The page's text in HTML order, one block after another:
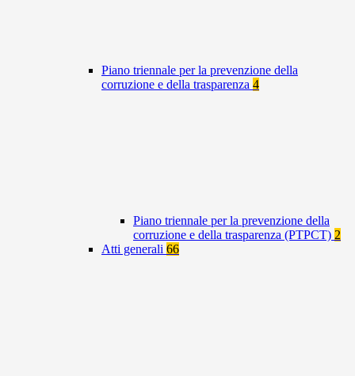
Piano triennale per la prevenzione della
corruzione e della trasparenza 4
Piano triennale per la prevenzione della
corruzione e della trasparenza (PTPCT) 2
Atti generali 66